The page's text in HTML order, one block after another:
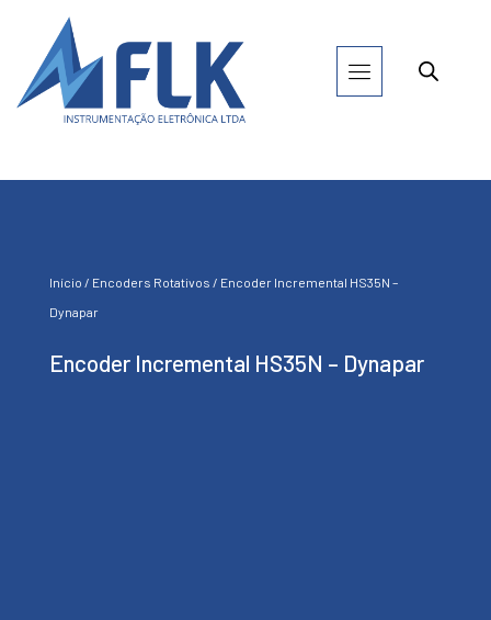
Início / Encoders Rotativos / Encoder Incremental HS35N –
Dynapar
Encoder Incremental HS35N – Dynapar